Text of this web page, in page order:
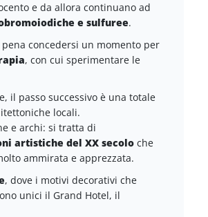
e da allora continuano ad
e sulfuree.
concedersi un momento per
, con cui sperimentare le
il passo successivo è una totale
locali.
e archi: si tratta di
artistiche del XX secolo che
ammirata e apprezzata.
, dove i motivi decorativi che
unici il Grand Hotel, il